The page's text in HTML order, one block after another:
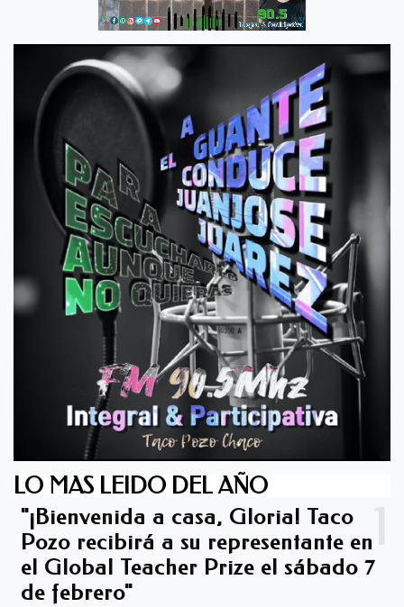
LO MAS LEIDO DEL AÑO
"¡Bienvenida a casa, Gloria! Taco
Pozo recibirá a su representante en
el Global Teacher Prize el sábado 7
de febrero"